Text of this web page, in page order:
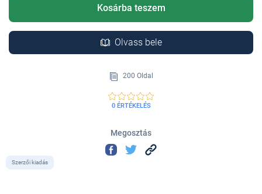
Kosárba teszem
Olvass bele
200 Oldal
0 ÉRTÉKELÉS
Megosztás
Szerzői kiadás